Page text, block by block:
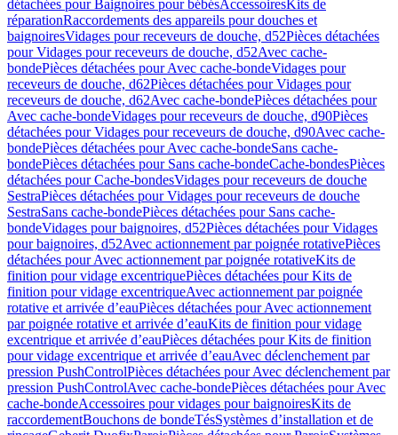
détachées pour Baignoires pour bébésAccessoiresKits de
réparationRaccordements des appareils pour douches et
baignoiresVidages pour receveurs de douche, d52Pièces détachées
pour Vidages pour receveurs de douche, d52Avec cache-
bondePièces détachées pour Avec cache-bondeVidages pour
receveurs de douche, d62Pièces détachées pour Vidages pour
receveurs de douche, d62Avec cache-bondePièces détachées pour
Avec cache-bondeVidages pour receveurs de douche, d90Pièces
détachées pour Vidages pour receveurs de douche, d90Avec cache-
bondePièces détachées pour Avec cache-bondeSans cache-
bondePièces détachées pour Sans cache-bondeCache-bondesPièces
détachées pour Cache-bondesVidages pour receveurs de douche
SestraPièces détachées pour Vidages pour receveurs de douche
SestraSans cache-bondePièces détachées pour Sans cache-
bondeVidages pour baignoires, d52Pièces détachées pour Vidages
pour baignoires, d52Avec actionnement par poignée rotativePièces
détachées pour Avec actionnement par poignée rotativeKits de
finition pour vidage excentriquePièces détachées pour Kits de
finition pour vidage excentriqueAvec actionnement par poignée
rotative et arrivée d’eauPièces détachées pour Avec actionnement
par poignée rotative et arrivée d’eauKits de finition pour vidage
excentrique et arrivée d’eauPièces détachées pour Kits de finition
pour vidage excentrique et arrivée d’eauAvec déclenchement par
pression PushControlPièces détachées pour Avec déclenchement par
pression PushControlAvec cache-bondePièces détachées pour Avec
cache-bondeAccessoires pour vidages pour baignoiresKits de
raccordementBouchons de bondeTésSystèmes d’installation et de